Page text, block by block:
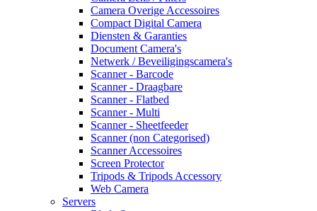
Camera Overige Accessoires
Compact Digital Camera
Diensten & Garanties
Document Camera's
Netwerk / Beveiligingscamera's
Scanner - Barcode
Scanner - Draagbare
Scanner - Flatbed
Scanner - Multi
Scanner - Sheetfeeder
Scanner (non Categorised)
Scanner Accessoires
Screen Protector
Tripods & Tripods Accessory
Web Camera
Servers